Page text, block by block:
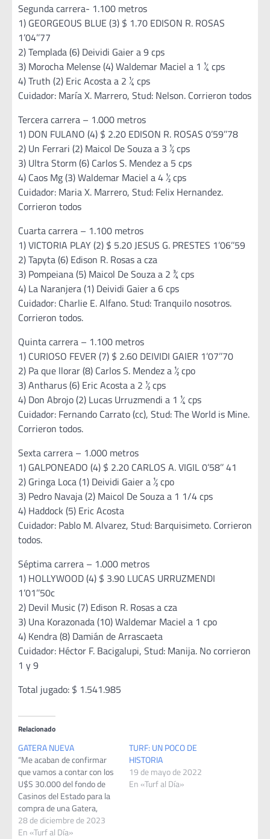
Segunda carrera- 1.100 metros
1) GEORGEOUS BLUE (3) $ 1.70 EDISON R. ROSAS
1’04’’77
2) Templada (6) Deividi Gaier a 9 cps
3) Morocha Melense (4) Waldemar Maciel a 1 ¼ cps
4) Truth (2) Eric Acosta a 2 ¼ cps
Cuidador: María X. Marrero, Stud: Nelson. Corrieron todos
Tercera carrera – 1.000 metros
1) DON FULANO (4) $ 2.20 EDISON R. ROSAS 0’59’’78
2) Un Ferrari (2) Maicol De Souza a 3 ½ cps
3) Ultra Storm (6) Carlos S. Mendez a 5 cps
4) Caos Mg (3) Waldemar Maciel a 4 ½ cps
Cuidador: Maria X. Marrero, Stud: Felix Hernandez.
Corrieron todos
Cuarta carrera – 1.100 metros
1) VICTORIA PLAY (2) $ 5.20 JESUS G. PRESTES 1’06’’59
2) Tapyta (6) Edison R. Rosas a cza
3) Pompeiana (5) Maicol De Souza a 2 ¾ cps
4) La Naranjera (1) Deividi Gaier a 6 cps
Cuidador: Charlie E. Alfano. Stud: Tranquilo nosotros.
Corrieron todos.
Quinta carrera – 1.100 metros
1) CURIOSO FEVER (7) $ 2.60 DEIVIDI GAIER 1’07’’70
2) Pa que llorar (8) Carlos S. Mendez a ½ cpo
3) Antharus (6) Eric Acosta a 2 ½ cps
4) Don Abrojo (2) Lucas Urruzmendi a 1 ¼ cps
Cuidador: Fernando Carrato (cc), Stud: The World is Mine.
Corrieron todos.
Sexta carrera – 1.000 metros
1) GALPONEADO (4) $ 2.20 CARLOS A. VIGIL 0’58’’ 41
2) Gringa Loca (1) Deividi Gaier a ½ cpo
3) Pedro Navaja (2) Maicol De Souza a 1 1/4 cps
4) Haddock (5) Eric Acosta
Cuidador: Pablo M. Alvarez, Stud: Barquisimeto. Corrieron
todos.
Séptima carrera – 1.000 metros
1) HOLLYWOOD (4) $ 3.90 LUCAS URRUZMENDI
1’01’’50c
2) Devil Music (7) Edison R. Rosas a cza
3) Una Korazonada (10) Waldemar Maciel a 1 cpo
4) Kendra (8) Damián de Arrascaeta
Cuidador: Héctor F. Bacigalupi, Stud: Manija. No corrieron
1 y 9
Total jugado: $ 1.541.985
Relacionado
GATERA NUEVA
“Me acaban de confirmar
que vamos a contar con los
U$S 30.000 del fondo de
Casinos del Estado para la
compra de una Gatera,
quiere decir que en este
momento estamos
28 de diciembre de 2023
En «Turf al Día»
TURF: UN POCO DE
HISTORIA
19 de mayo de 2022
En «Turf al Día»